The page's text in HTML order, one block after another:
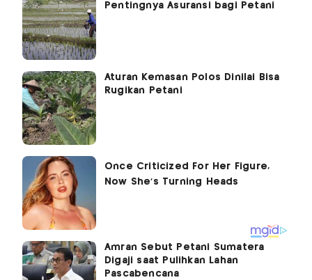
Pentingnya Asuransi bagi Petani
Aturan Kemasan Polos Dinilai Bisa
Rugikan Petani
Amran Sebut Petani Sumatera
Digaji saat Pulihkan Lahan
Pascabencana